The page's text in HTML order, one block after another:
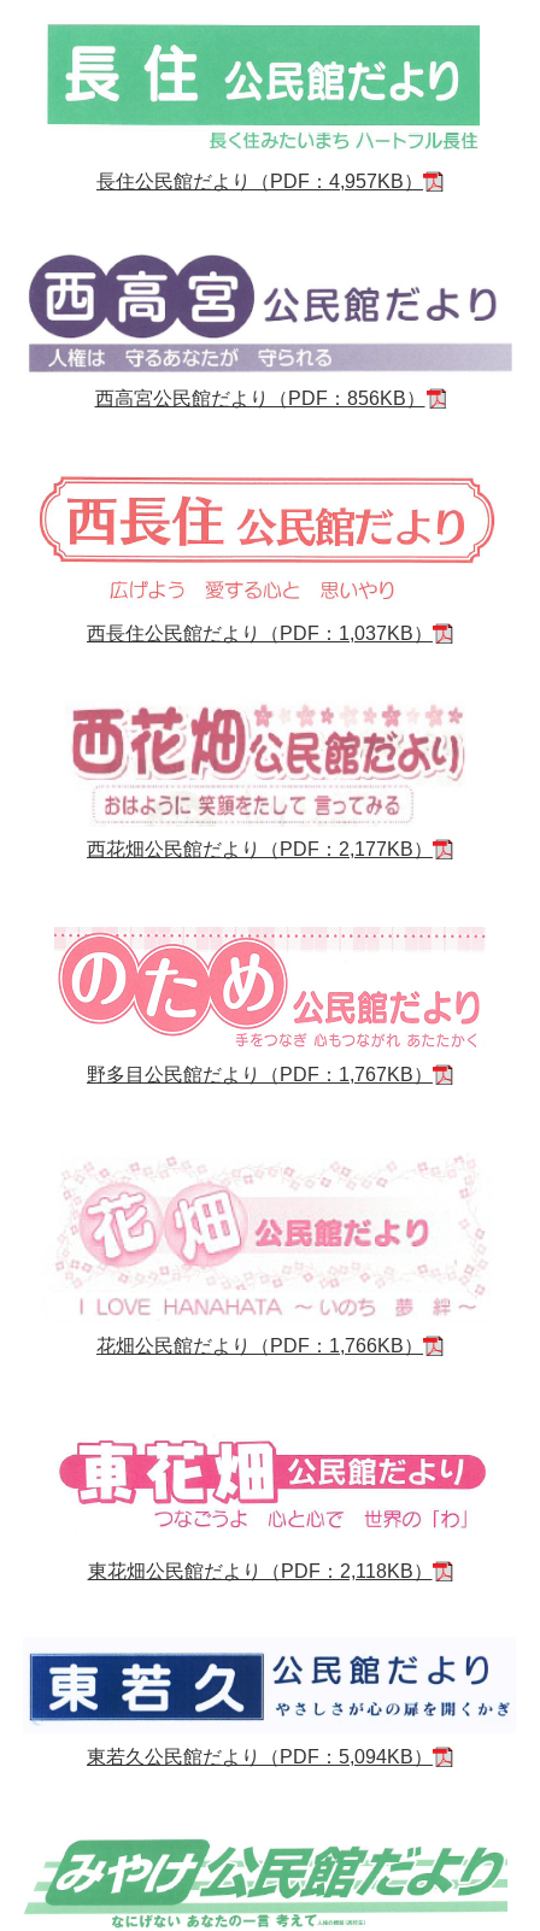
長住公民館だより（PDF：4,957KB）
西高宮公民館だより（PDF：856KB）
西長住公民館だより（PDF：1,037KB）
西花畑公民館だより（PDF：2,177KB）
野多目公民館だより（PDF：1,767KB）
花畑公民館だより（PDF：1,766KB）
東花畑公民館だより（PDF：2,118KB）
東若久公民館だより（PDF：5,094KB）